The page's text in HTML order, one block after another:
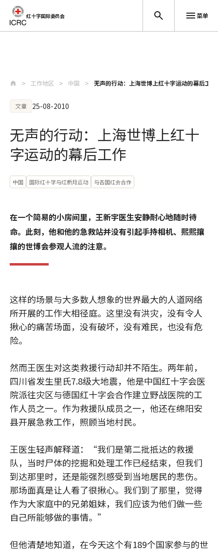
红十字国际委员会 菜单
工作地区 中国 无声的行动：上海世博上红十字运动的幕后工作
文章 25-08-2010
无声的行动：上海世博上红十
字运动的幕后工作
中国 国际红十字与红新月运动 与各国红会合作
在一个简易的小房间里，王新宇医生安静耐心地随时待
命。此刻，他和他的急救站并没有引起手持相机、熙熙攘
攘的世博会参观人流的注意。
这样的场景与大多数人想象的世界最大的人道网络
所开展的工作大相径庭。这里没有洪灾，没有令人
揪心的痛苦场面，没有破坏，没有难民，也没有危
险。
然而王医生对这类救援行动却并不陌生。两年前，
四川省发生里氏7.8级大地震，他是中国红十字会医
院派往灾区与德国红十字会合作建立野战医院的工
作人员之一。作为救援队成员之一，他还在绵阳安
县开展急救工作，照顾当地村民。
王医生轻声解释道：“我们是第二批抵达的救援
队，当时尸体的挖掘和处理工作已经结束，但我们
到达那里时，还是能强烈感受到当地居民的悲伤。
那场面真是让人看了很揪心。我们到了那里，觉得
作为大家庭中的兄弟姐妹，我们应该为他们做一些
自己所能够做的事情。”
但他清楚地知道，在今天这个有189个国家参与的世